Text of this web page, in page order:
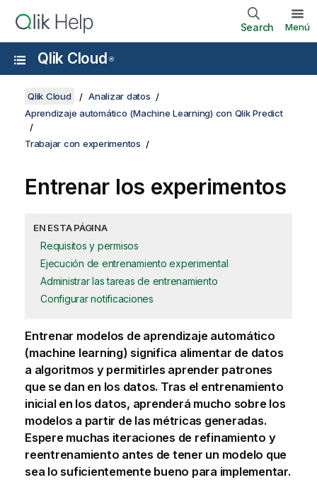
Search Menú
Qlik Cloud ®
Qlik Cloud
Analizar datos
Aprendizaje automático (Machine Learning) con Qlik Predict
Trabajar con experimentos
Entrenar los experimentos
EN ESTA PÁGINA
Requisitos y permisos
Ejecución de entrenamiento experimental
Administrar las tareas de entrenamiento
Configurar notificaciones
Entrenar modelos de aprendizaje automático
(machine learning) significa alimentar de datos
a algoritmos y permitirles aprender patrones
que se dan en los datos. Tras el entrenamiento
inicial en los datos, aprenderá mucho sobre los
modelos a partir de las métricas generadas.
Espere muchas iteraciones de refinamiento y
reentrenamiento antes de tener un modelo que
sea lo suficientemente bueno para implementar.